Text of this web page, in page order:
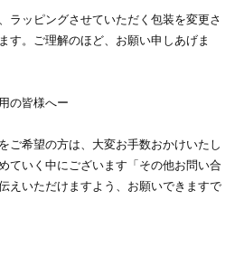
ラッピングさせていただく包装を変更さ
す。ご理解のほど、お願い申しあげま
の皆様へー
ご希望の方は、大変お手数おかけいたし
ていく中にございます「その他お問い合
えいただけますよう、お願いできますで